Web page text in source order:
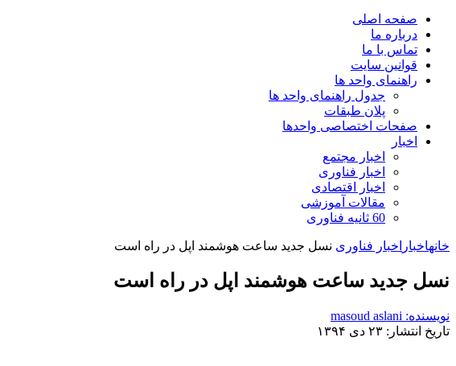
صفحه اصلی
درباره ما
تماس با ما
قوانین سایت
راهنمای واحد ها
جدول راهنمای واحد ها
پلان طبقات
صفحات اختصاصی واحدها
اخبار
اخبار مجتمع
اخبار فناوری
اخبار اقتصادی
مقالات آموزشی
60 ثانیه فناوری
خانهاخبار اخبار فناوری نسل جدید ساعت هوشمند اپل در راه است
نسل جدید ساعت هوشمند اپل در راه است
نویسنده: masoud aslani
تاریخ انتشار: ۲۳ دی ۱۳۹۴